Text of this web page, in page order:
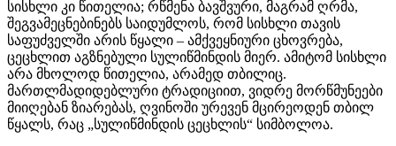
სისხლი კი წითელია; რწმენა ბავშვური, მაგრამ ღრმა,
შეგვამეცნებინებს საიდუმლოს, რომ სისხლი თავის
საფუძველში არის წყალი – ამქვეყნიური ცხოვრება,
ცეცხლით აგზნებული სულიწმინდის მიერ. ამიტომ სისხლი
არა მხოლოდ წითელია, არამედ თბილიც.
მართლმადიდებლური ტრადიციით, ვიდრე მორწმუნეები
მიიღებან ზიარებას, ღვინოში ურევენ მცირეოდენ თბილ
წყალს, რაც „სულიწმინდის ცეცხლის“ სიმბოლოა.